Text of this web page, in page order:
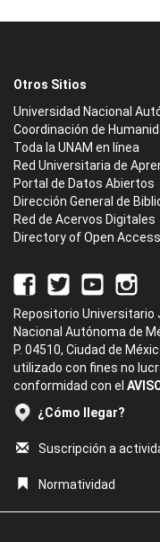
Otros Sitios
Universidad Nacional
Coordinación de
Toda la UNAM en línea
Red Universitaria de
Portal de Datos Abiertos
Dirección General de
Red de Acervos Digitales
Directory of Open
Repositorio Universitario
Nacional Autónoma de
P. 04510, Ciudad de
utilizado con fines no
conformidad con el
¿Cómo llegar?
Suscripción a
Normatividad